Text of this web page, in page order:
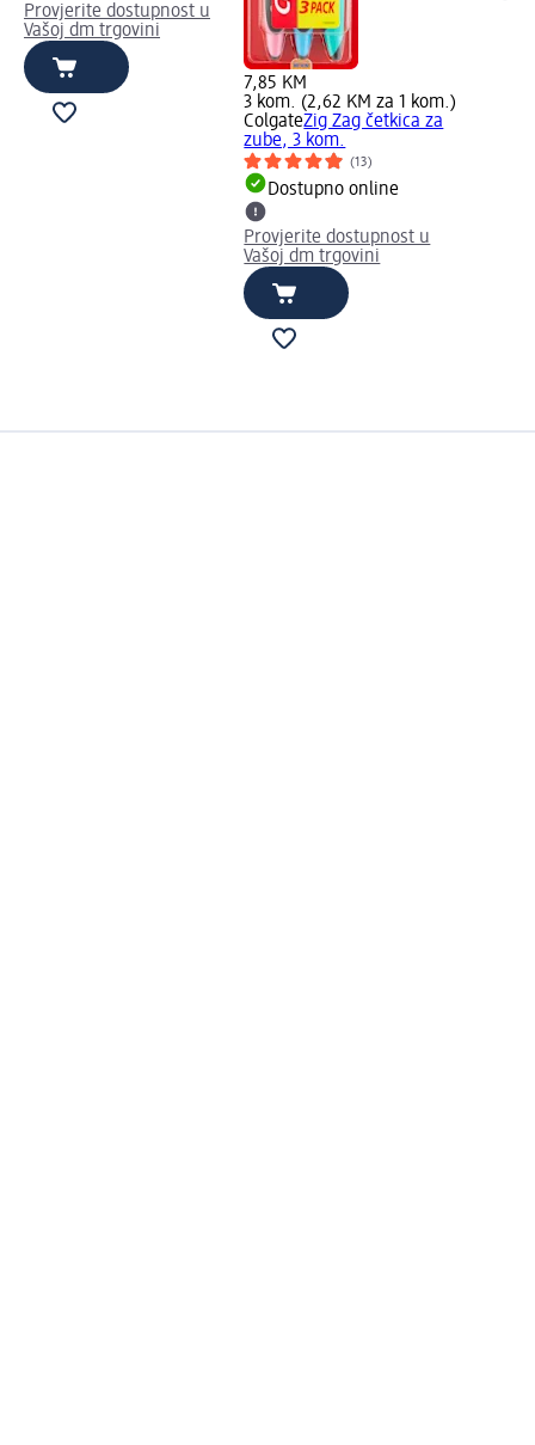
Provjerite dostupnost u
Vašoj dm trgovini
7,85 KM
3 kom. (2,62 KM za 1 kom.)
ColgateZig Zag četkica za
zube, 3 kom.
(13)
Dostupno online
Provjerite dostupnost u
Vašoj dm trgovini